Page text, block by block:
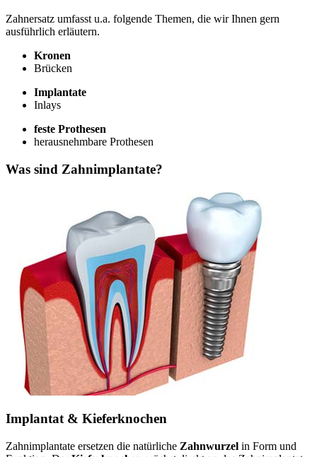
Zahnersatz umfasst u.a. folgende Themen, die wir Ihnen gern
ausführlich erläutern.
Kronen
Brücken
Implantate
Inlays
feste Prothesen
herausnehmbare Prothesen
Was sind Zahnimplantate?
Implantat & Kieferknochen
Zahnimplantate ersetzen die natürliche Zahnwurzel in Form und